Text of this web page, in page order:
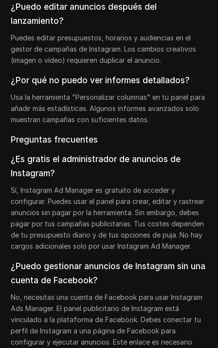
¿Puedo editar anuncios después del
lanzamiento?
Puedes editar presupuestos, horarios y audiencias en el
gestor de campañas de Instagram. Los cambios creativos
(imagen o vídeo) requieren duplicar el anuncio.
¿Por qué no puedo ver informes detallados?
Usa la herramienta "Personalizar columnas" en tu panel para
añadir más estadísticas. Algunos informes avanzados solo
muestran campañas con suficientes datos.
Preguntas frecuentes
¿Es gratis el administrador de anuncios de
Instagram?
Sí, Instagram Ad Manager es gratuito de acceder y
configurar. Puedes usar el panel para crear, editar y rastrear
anuncios sin pagar por la herramienta. Sin embargo, debes
pagar por tus campañas publicitarias. Tus costes dependen
de tu presupuesto diario y de tus opciones de puja. No hay
cargos adicionales solo por usar Instagram Ad Manager.
¿Puedo gestionar anuncios de Instagram sin una
cuenta de Facebook?
No, necesitas una cuenta de Facebook para usar Instagram
Ads Manager. El panel publicitario de Instagram está
vinculado a la plataforma de Facebook. Debes conectar tu
perfil de Instagram a una página de Facebook para
configurar y ejecutar anuncios. Este enlace es necesario